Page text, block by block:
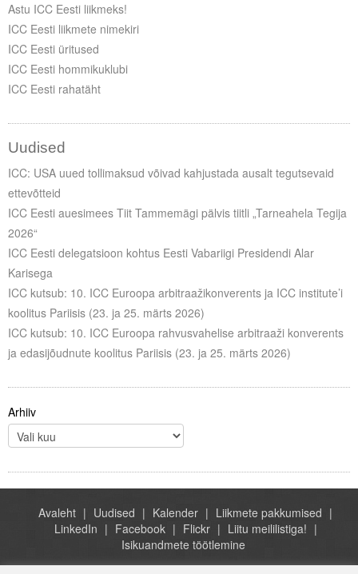
ICC WBO
ICC komisjonid
Digiraamatukogu
Juhendid ja väljaanded
Kontakt
Liitu meililistiga
Oskusteave
Incoterms® 2020
Abimaterjalid
Projektid
Astu ICC Eesti liikmeks!
ICC Eesti liikmete nimekiri
ICC Eesti üritused
ICC Eesti hommikuklubi
ICC Eesti rahatäht
Uudised
ICC: USA uued tollimaksud võivad kahjustada ausalt tegutsevaid
ettevõtteid
ICC Eesti auesimees Tiit Tammemägi pälvis tiitli „Tarneahela Tegija
2026“
ICC Eesti delegatsioon kohtus Eesti Vabariigi Presidendi Alar
Karisega
ICC kutsub: 10. ICC Euroopa arbitraažikonverents ja ICC institute’i
koolitus Pariisis (23. ja 25. märts 2026)
ICC kutsub: 10. ICC Euroopa rahvusvahelise arbitraaži konverents
ja edasijõudnute koolitus Pariisis (23. ja 25. märts 2026)
Arhiiv
Avaleht Uudised Kalender
Liikmete pakkumised
LinkedIn
Facebook Flickr
Liitu meililistiga!
Isikuandmete töötlemine